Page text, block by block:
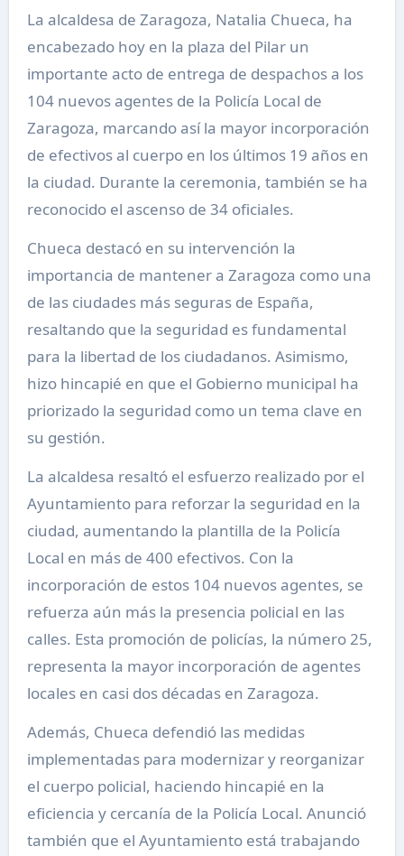
La alcaldesa de Zaragoza, Natalia Chueca, ha
encabezado hoy en la plaza del Pilar un
importante acto de entrega de despachos a los
104 nuevos agentes de la Policía Local de
Zaragoza, marcando así la mayor incorporación
de efectivos al cuerpo en los últimos 19 años en
la ciudad. Durante la ceremonia, también se ha
reconocido el ascenso de 34 oficiales.
Chueca destacó en su intervención la
importancia de mantener a Zaragoza como una
de las ciudades más seguras de España,
resaltando que la seguridad es fundamental
para la libertad de los ciudadanos. Asimismo,
hizo hincapié en que el Gobierno municipal ha
priorizado la seguridad como un tema clave en
su gestión.
La alcaldesa resaltó el esfuerzo realizado por el
Ayuntamiento para reforzar la seguridad en la
ciudad, aumentando la plantilla de la Policía
Local en más de 400 efectivos. Con la
incorporación de estos 104 nuevos agentes, se
refuerza aún más la presencia policial en las
calles. Esta promoción de policías, la número 25,
representa la mayor incorporación de agentes
locales en casi dos décadas en Zaragoza.
Además, Chueca defendió las medidas
implementadas para modernizar y reorganizar
el cuerpo policial, haciendo hincapié en la
eficiencia y cercanía de la Policía Local. Anunció
también que el Ayuntamiento está trabajando